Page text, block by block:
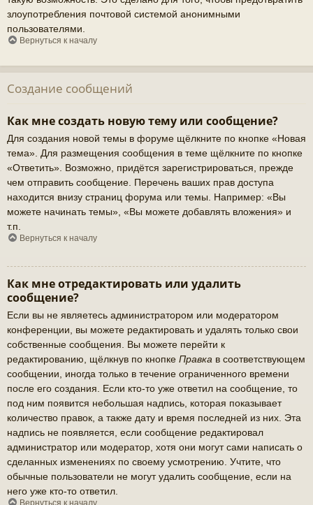
злоупотребления почтовой системой анонимными
пользователями.
Вернуться к началу
Создание сообщений
Как мне создать новую тему или сообщение?
Для создания новой темы в форуме щёлкните по кнопке «Новая
тема». Для размещения сообщения в теме щёлкните по кнопке
«Ответить». Возможно, придётся зарегистрироваться, прежде
чем отправить сообщение. Перечень ваших прав доступа
находится внизу страниц форума или темы. Например: «Вы
можете начинать темы», «Вы можете добавлять вложения» и
т.п.
Вернуться к началу
Как мне отредактировать или удалить
сообщение?
Если вы не являетесь администратором или модератором
конференции, вы можете редактировать и удалять только свои
собственные сообщения. Вы можете перейти к
редактированию, щёлкнув по кнопке Правка в соответствующем
сообщении, иногда только в течение ограниченного времени
после его создания. Если кто-то уже ответил на сообщение, то
под ним появится небольшая надпись, которая показывает
количество правок, а также дату и время последней из них. Эта
надпись не появляется, если сообщение редактировал
администратор или модератор, хотя они могут сами написать о
сделанных изменениях по своему усмотрению. Учтите, что
обычные пользователи не могут удалить сообщение, если на
него уже кто-то ответил.
Вернуться к началу